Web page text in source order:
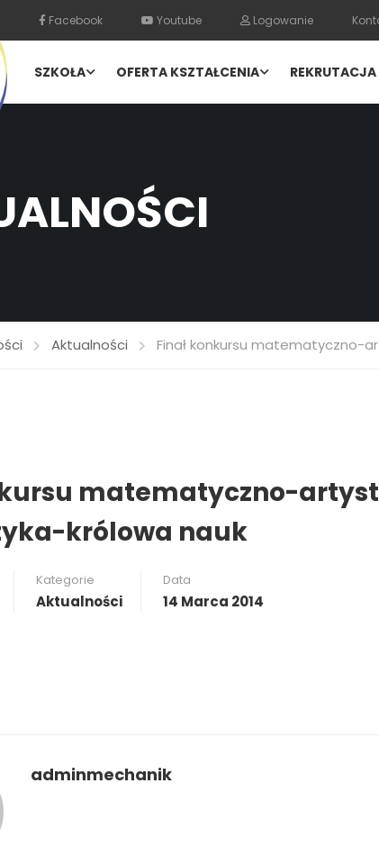
Facebook Youtube Logowanie
SZKOŁA OFERTA KSZTAŁCENIA REKRUTACJA
Aktualności Finał konkursu matematyczno-
matematyczno-
królowa nauk
Kategorie
Aktualności
Data
14 Marca 2014
adminmechanik